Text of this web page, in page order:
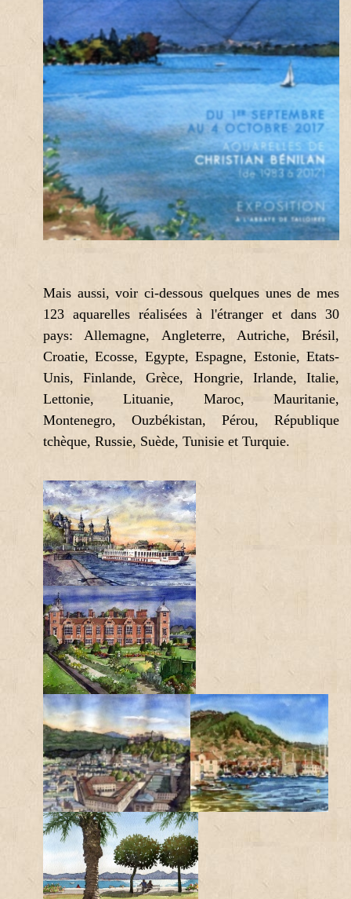
Mais aussi, voir ci-dessous quelques unes de mes
123 aquarelles réalisées à l'étranger et dans 30
pays: Allemagne, Angleterre, Autriche, Brésil,
Croatie, Ecosse, Egypte, Espagne, Estonie, Etats-
Unis, Finlande, Grèce, Hongrie, Irlande, Italie,
Lettonie, Lituanie, Maroc, Mauritanie,
Montenegro, Ouzbékistan, Pérou, République
tchèque, Russie, Suède, Tunisie et Turquie.